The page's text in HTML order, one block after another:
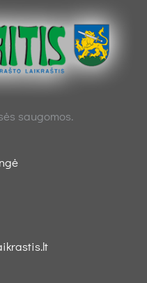
saugomos.